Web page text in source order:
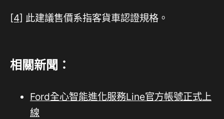
[4] 此建議售價系指客貨車認證規格。
相關新聞：
Ford全心智能進化服務Line官方帳號正式上
線